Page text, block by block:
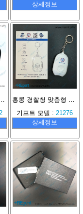
상세정보
용 어댑터
기프트 모델 : 21276
상세정보